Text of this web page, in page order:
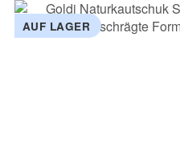
AUF LAGER